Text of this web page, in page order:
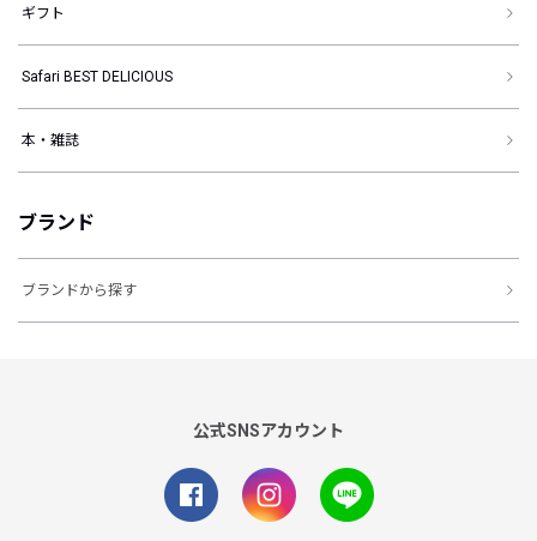
ギフト
Safari BEST DELICIOUS
本・雑誌
ブランド
ブランドから探す
公式SNSアカウント